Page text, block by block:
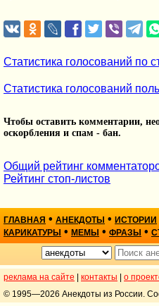
Статистика голосований по
Статистика голосований
Чтобы оставить комментарии,
оскорбления и спам - бан.
Общий рейтинг
Рейтинг стоп-листов
ГЛАВНАЯ • АНЕКДОТЫ • ИСТОРИИ
КАРИКАТУРЫ • МЕМЫ • ФРАЗЫ •
реклама на сайте контакты о
© 1995—2026 Анекдоты из России.